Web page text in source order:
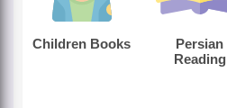
Children Books
Persian
Reading